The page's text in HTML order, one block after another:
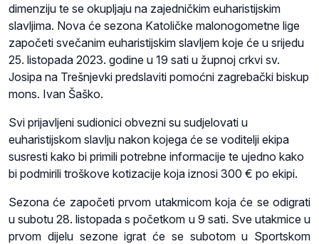
dimenziju te se okupljaju na zajedničkim euharistijskim
slavljima. Nova će sezona Katoličke malonogometne lige
započeti svečanim euharistijskim slavljem koje će u srijedu
25. listopada 2023. godine u 19 sati u župnoj crkvi sv.
Josipa na Trešnjevki predslaviti pomoćni zagrebački biskup
mons. Ivan Šaško.
Svi prijavljeni sudionici obvezni su sudjelovati u
euharistijskom slavlju nakon kojega će se voditelji ekipa
susresti kako bi primili potrebne informacije te ujedno kako
bi podmirili troškove kotizacije koja iznosi 300 € po ekipi.
Sezona će započeti prvom utakmicom koja će se odigrati
u subotu 28. listopada s početkom u 9 sati. Sve utakmice u
prvom dijelu sezone igrat će se subotom u Sportskom